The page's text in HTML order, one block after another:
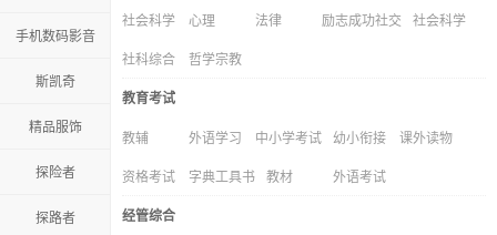
手机数码影音
斯凯奇
精品服饰
探险者
探路者
社会科学 心理 法律 励志成功社交 社会科学
社科综合 哲学宗教
教育考试
教辅 外语学习 中小学考试 幼小衔接 课外读物
资格考试 字典工具书 教材 外语考试
经管综合